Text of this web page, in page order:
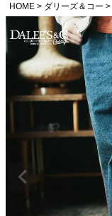
HOME ダリーズ＆コー